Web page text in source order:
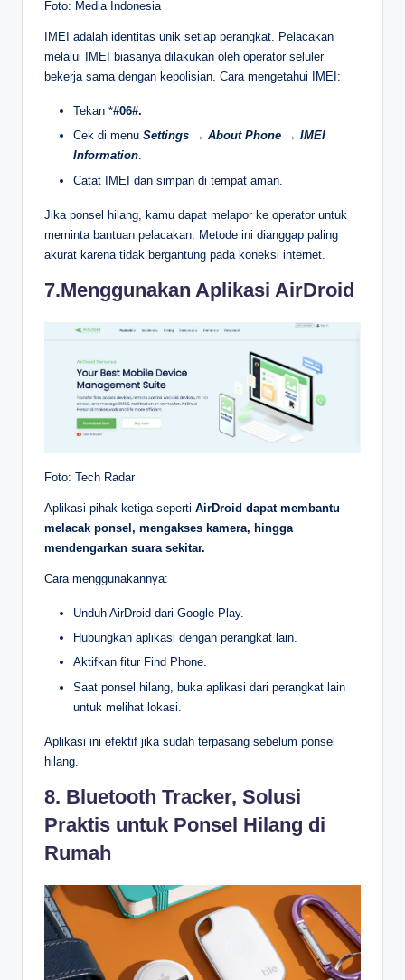
Foto: Media Indonesia
IMEI adalah identitas unik setiap perangkat. Pelacakan
melalui IMEI biasanya dilakukan oleh operator seluler
bekerja sama dengan kepolisian. Cara mengetahui IMEI:
Tekan *#06#.
Cek di menu Settings → About Phone → IMEI
Information.
Catat IMEI dan simpan di tempat aman.
Jika ponsel hilang, kamu dapat melapor ke operator untuk
meminta bantuan pelacakan. Metode ini dianggap paling
akurat karena tidak bergantung pada koneksi internet.
7.Menggunakan Aplikasi AirDroid
Foto: Tech Radar
Aplikasi pihak ketiga seperti AirDroid dapat membantu
melacak ponsel, mengakses kamera, hingga
mendengarkan suara sekitar.
Cara menggunakannya:
Unduh AirDroid dari Google Play.
Hubungkan aplikasi dengan perangkat lain.
Aktifkan fitur Find Phone.
Saat ponsel hilang, buka aplikasi dari perangkat lain
untuk melihat lokasi.
Aplikasi ini efektif jika sudah terpasang sebelum ponsel
hilang.
8. Bluetooth Tracker, Solusi
Praktis untuk Ponsel Hilang di
Rumah